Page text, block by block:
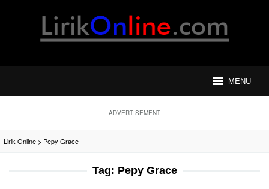
MENU
ADVERTISEMENT
Lirik Online > Pepy Grace
Tag: Pepy Grace